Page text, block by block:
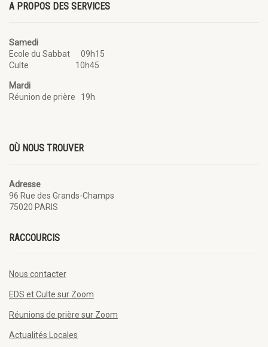
A PROPOS DES SERVICES
Samedi
Ecole du Sabbat 09h15
Culte 10h45
Mardi
Réunion de prière 19h
OÙ NOUS TROUVER
Adresse
96 Rue des Grands-Champs
75020 PARIS
RACCOURCIS
Nous contacter
EDS et Culte sur Zoom
Réunions de prière sur Zoom
Actualités Locales